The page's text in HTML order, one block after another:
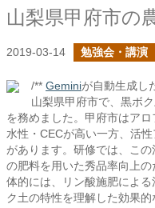
2019-03-14 勉強会・講演
/** Geminiが自動生成し
山梨県甲府市で、黒ボ
を務めました。甲府市はア
水性・CECが高い一方、活
があります。研修では、こ
の肥料を用いた秀品率向上
体的には、リン酸施肥によ
ク土の特性を理解した効果的